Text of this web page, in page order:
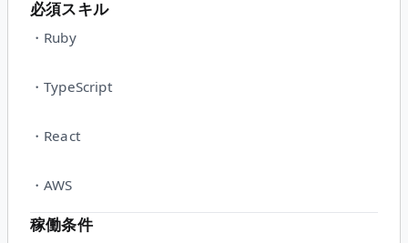
必須スキル
・Ruby
・TypeScript
・React
・AWS
稼働条件